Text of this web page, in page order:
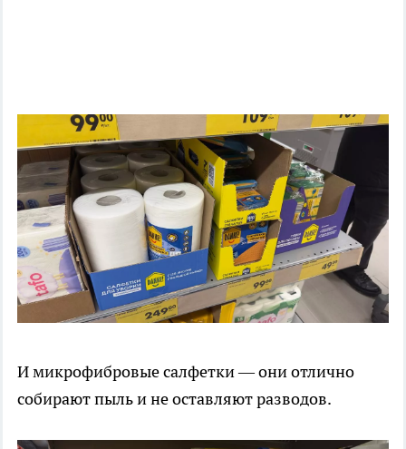
И микрофибровые салфетки — они отлично
собирают пыль и не оставляют разводов.